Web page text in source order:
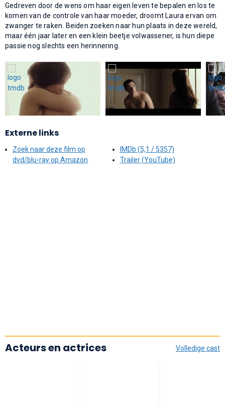
Gedreven door de wens om haar eigen leven te bepalen en los te
komen van de controle van haar moeder, droomt Laura ervan om
zwanger te raken. Beiden zoeken naar hun plaats in deze wereld,
maar één jaar later en een klein beetje volwassener, is hun diepe
passie nog slechts een herinnering.
Externe links
Zoek naar deze film op
dvd/blu-ray op Amazon
IMDb (5,1 / 5357)
Trailer (YouTube)
Volledige cast
Acteurs en actrices